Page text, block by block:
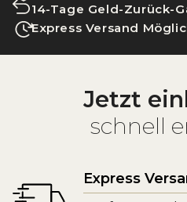
14-Tage Geld-Zurück-
Express Versand
Jetzt
schnell
Express